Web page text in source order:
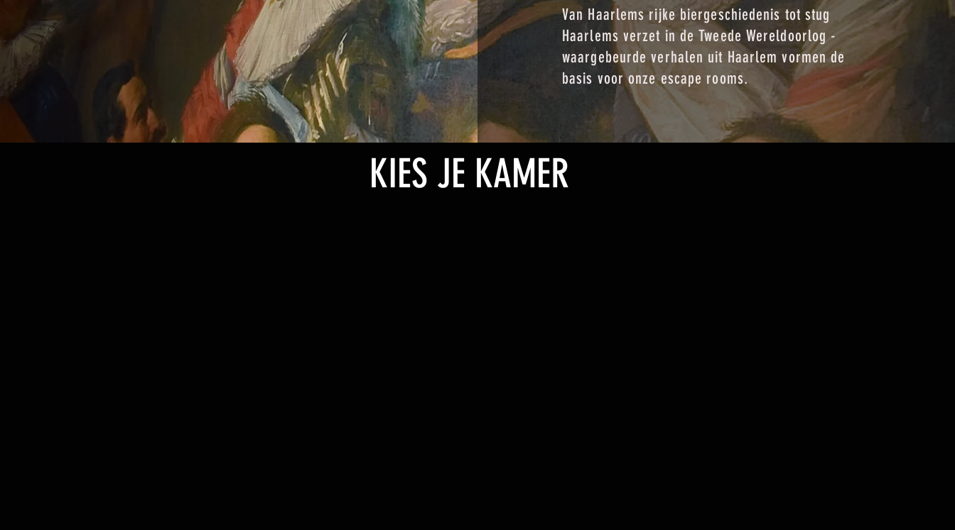
Van Haarlems rijke biergeschiedenis tot stug
Haarlems verzet in de Tweede Wereldoorlog -
waargebeurde verhalen uit Haarlem vormen de
basis voor onze escape rooms.
KIES JE KAMER